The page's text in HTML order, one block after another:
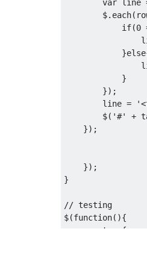
var line
        $
. each(
if(0
}else
}
});
        line
=
        $
( '#' +
});
});
}
// testing
$(function(){
t
{